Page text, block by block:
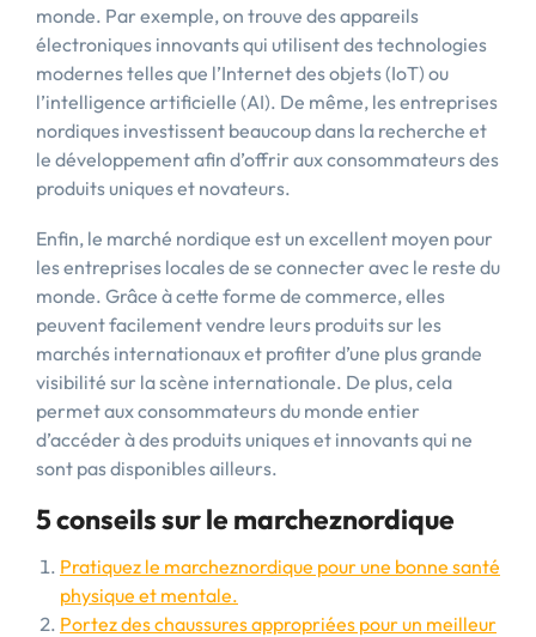
monde. Par exemple, on trouve des appareils
électroniques innovants qui utilisent des technologies
modernes telles que l’Internet des objets (IoT) ou
l’intelligence artificielle (AI). De même, les entreprises
nordiques investissent beaucoup dans la recherche et
le développement afin d’offrir aux consommateurs des
produits uniques et novateurs.
Enfin, le marché nordique est un excellent moyen pour
les entreprises locales de se connecter avec le reste du
monde. Grâce à cette forme de commerce, elles
peuvent facilement vendre leurs produits sur les
marchés internationaux et profiter d’une plus grande
visibilité sur la scène internationale. De plus, cela
permet aux consommateurs du monde entier
d’accéder à des produits uniques et innovants qui ne
sont pas disponibles ailleurs.
5 conseils sur le marcheznordique
Pratiquez le marcheznordique pour une bonne santé
physique et mentale.
Portez des chaussures appropriées pour un meilleur